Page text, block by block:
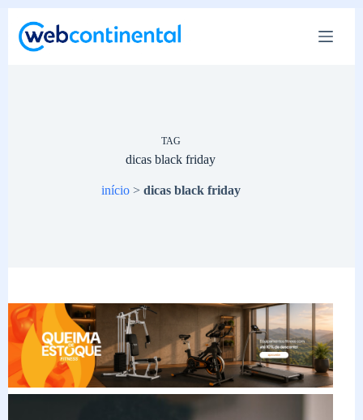
para
TAG
dicas black friday
início> dicas black friday